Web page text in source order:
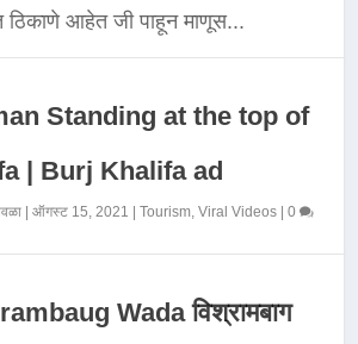
आहेत जी पाहून माणूस...
Standing at the top of
| Burj Khalifa ad
|ऑगस्ट 15, 2021 |Tourism,Viral Videos |0
Wada विश्रामबाग